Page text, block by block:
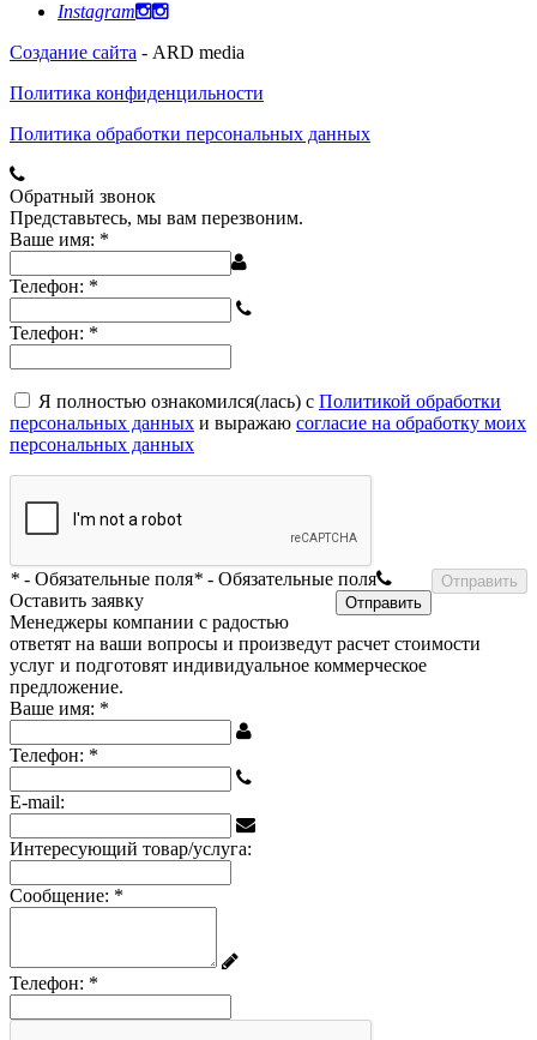
Instagram
Создание сайта - ARD media
Политика конфиденцильности
Политика обработки персональных данных
Обратный звонок
Представьтесь, мы вам перезвоним.
Ваше имя: *
Телефон: *
Телефон: *
Я полностью ознакомился(лась) с Политикой обработки
персональных данных и выражаю согласие на обработку моих
персональных данных
* - Обязательные поля* - Обязательные поля
Оставить заявку
Менеджеры компании с радостью
ответят на ваши вопросы и произведут расчет стоимости
услуг и подготовят индивидуальное коммерческое
предложение.
Ваше имя: *
Телефон: *
E-mail:
Интересующий товар/услуга:
Сообщение: *
Телефон: *